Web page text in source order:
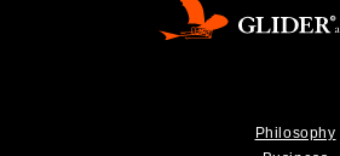
Philosophy